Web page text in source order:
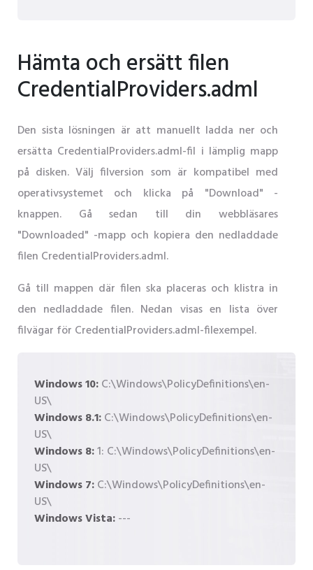
Hämta och ersätt filen
CredentialProviders.adml
Den sista lösningen är att manuellt ladda ner och
ersätta CredentialProviders.adml-fil i lämplig mapp
på disken. Välj filversion som är kompatibel med
operativsystemet och klicka på "Download" -
knappen. Gå sedan till din webbläsares
"Downloaded" -mapp och kopiera den nedladdade
filen CredentialProviders.adml.
Gå till mappen där filen ska placeras och klistra in
den nedladdade filen. Nedan visas en lista över
filvägar för CredentialProviders.adml-filexempel.
Windows 10:C:\Windows\PolicyDefinitions\en-
US\
Windows 8.1:C:\Windows\PolicyDefinitions\en-
US\
Windows 8:1: C:\Windows\PolicyDefinitions\en-
US\
Windows 7:C:\Windows\PolicyDefinitions\en-
US\
Windows Vista:---